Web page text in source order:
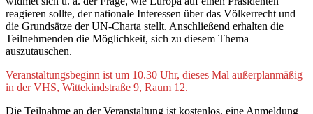
reagieren sollte, der nationale Interessen über das Völkerrecht und
die Grundsätze der UN-Charta stellt. Anschließend erhalten die
Teilnehmenden die Möglichkeit, sich zu diesem Thema
auszutauschen.
Veranstaltungsbeginn ist um 10.30 Uhr, dieses Mal außerplanmäßig
in der VHS, Wittekindstraße 9, Raum 12.
Die Teilnahme an der Veranstaltung ist kostenlos, eine Anmeldung